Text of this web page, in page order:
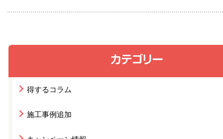
得するコラム
施工事例追加